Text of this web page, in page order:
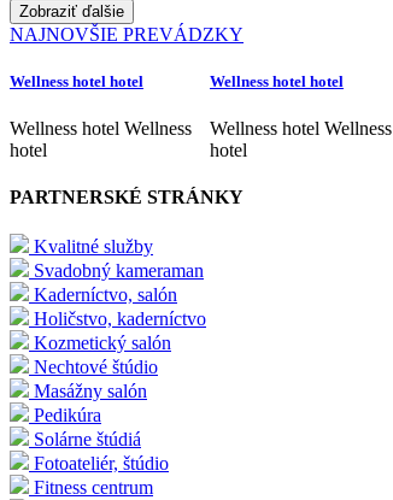
Zobraziť ďalšie
NAJNOVŠIE PREVÁDZKY
Wellness hotel hotel
Wellness hotel Wellness
hotel
Wellness hotel hotel
Wellness hotel Wellness
hotel
PARTNERSKÉ STRÁNKY
Kvalitné služby
Svadobný kameraman
Kaderníctvo, salón
Holičstvo, kaderníctvo
Kozmetický salón
Nechtové štúdio
Masážny salón
Pedikúra
Solárne štúdiá
Fotoateliér, štúdio
Fitness centrum